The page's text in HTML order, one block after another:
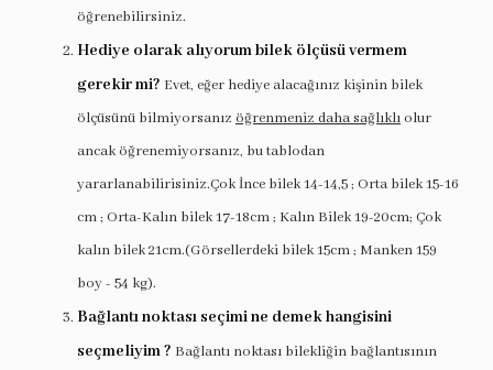
öğrenebilirsiniz.
Hediye olarak alıyorum bilek ölçüsü vermem
gerekir mi? Evet, eğer hediye alacağınız kişinin bilek
ölçüsünü bilmiyorsanız öğrenmeniz daha sağlıklı olur
ancak öğrenemiyorsanız, bu tablodan
yararlanabilirisiniz.Çok İnce bilek 14-14,5 ; Orta bilek 15-16
cm ; Orta-Kalın bilek 17-18cm ; Kalın Bilek 19-20cm; Çok
kalın bilek 21cm.(Görsellerdeki bilek 15cm ; Manken 159
boy - 54 kg).
Bağlantı noktası seçimi ne demek hangisini
seçmeliyim ? Bağlantı noktası bilekliğin bağlantısının